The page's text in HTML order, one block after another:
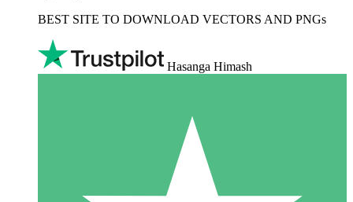
BEST SITE TO DOWNLOAD VECTORS AND PNGs
Hasanga Himash